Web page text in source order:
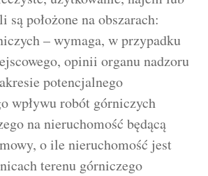
są położone na obszarach:
– wymaga, w przypadku
opinii organu nadzoru
potencjalnego
wpływu robót górniczych
na nieruchomość będącą
o ile nieruchomość jest
terenu górniczego